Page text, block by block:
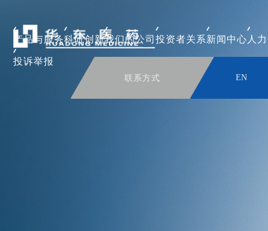
产品与服务科研创新我们的公司投资者关系新闻中心 人
投诉举报
联系方式 EN